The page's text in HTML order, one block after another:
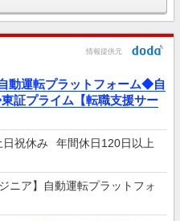
情報提供元
動運転プラットフォーム◆自
証プライム【転職支援サー
日祝休み
年間休日120日以上
ニア】自動運転プラットフォ